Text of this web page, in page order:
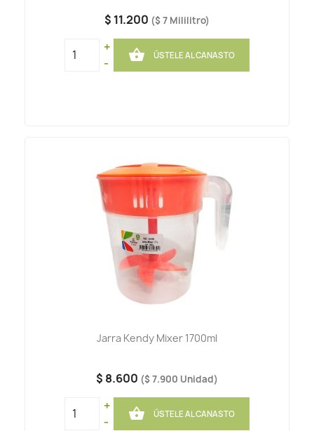
$ 11.200 ($ 7 Mililitro)
+
-
 ÚSTELE AL CANASTO
Jarra Kendy Mixer 1700ml
$ 8.600 ($ 7.900 Unidad)
+
-
 ÚSTELE AL CANASTO